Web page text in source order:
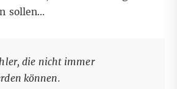
sollen…
die nicht immer
können.